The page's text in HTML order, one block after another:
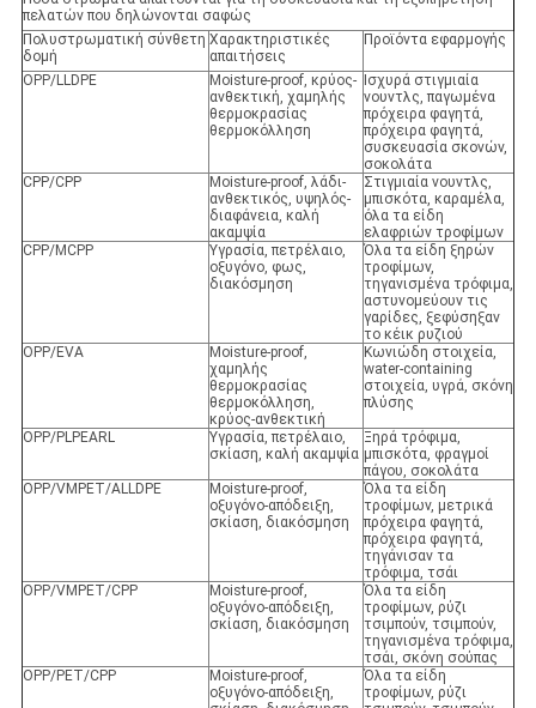
πελατών που δηλώνονται σαφώς
Πολυστρωματική σύνθετη
δομή
Χαρακτηριστικές
απαιτήσεις
Προϊόντα εφαρμογής
OPP/LLDPE
Moisture-proof, κρύος-
ανθεκτική, χαμηλής
θερμοκρασίας
θερμοκόλληση
Ισχυρά στιγμιαία
νουντλς, παγωμένα
πρόχειρα φαγητά,
πρόχειρα φαγητά,
συσκευασία σκονών,
σοκολάτα
CPP/CPP
Moisture-proof, λάδι-
ανθεκτικός, υψηλός-
διαφάνεια, καλή
ακαμψία
Στιγμιαία νουντλς,
μπισκότα, καραμέλα,
όλα τα είδη
ελαφριών τροφίμων
CPP/MCPP
Υγρασία, πετρέλαιο,
οξυγόνο, φως,
διακόσμηση
Όλα τα είδη ξηρών
τροφίμων,
τηγανισμένα τρόφιμα,
αστυνομεύουν τις
γαρίδες, ξεφύσηξαν
το κέικ ρυζιού
OPP/EVA
Moisture-proof,
χαμηλής
θερμοκρασίας
θερμοκόλληση,
κρύος-ανθεκτική
Κωνιώδη στοιχεία,
water-containing
στοιχεία, υγρά, σκόνη
πλύσης
OPP/PLPEARL
Υγρασία, πετρέλαιο,
σκίαση, καλή ακαμψία
Ξηρά τρόφιμα,
μπισκότα, φραγμοί
πάγου, σοκολάτα
OPP/VMPET/ALLDPE
Moisture-proof,
οξυγόνο-απόδειξη,
σκίαση, διακόσμηση
Όλα τα είδη
τροφίμων, μετρικά
πρόχειρα φαγητά,
πρόχειρα φαγητά,
τηγάνισαν τα
τρόφιμα, τσάι
OPP/VMPET/CPP
Moisture-proof,
οξυγόνο-απόδειξη,
σκίαση, διακόσμηση
Όλα τα είδη
τροφίμων, ρύζι
τσιμπούν, τσιμπούν,
τηγανισμένα τρόφιμα,
τσάι, σκόνη σούπας
OPP/PET/CPP
Moisture-proof,
οξυγόνο-απόδειξη,
Όλα τα είδη
τροφίμων, ρύζι